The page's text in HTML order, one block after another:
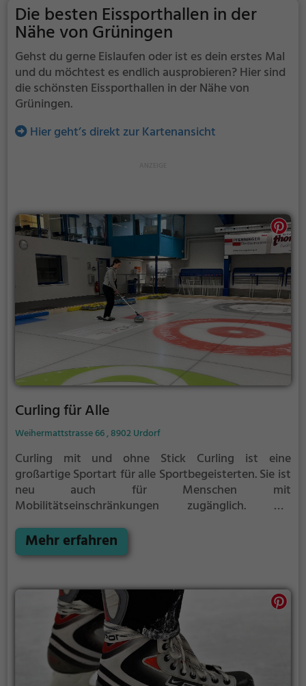
Die besten Eissporthallen in der
Nähe von Grüningen
Gehst du gerne Eislaufen oder ist es dein erstes Mal
und du möchtest es endlich ausprobieren? Hier sind
die schönsten Eissporthallen in der Nähe von
Grüningen.
Hier geht’s direkt zur Kartenansicht
Curling für Alle
Weihermattstrasse 66 , 8902 Urdorf
Curling mit und ohne Stick Curling ist eine
großartige Sportart für alle Sportbegeisterten. Sie ist
neu auch für Menschen mit
Mobilitätseinschränkungen zugänglich. Die
traditionellen Slidingposition gemacht, sondern in
einer aufrechten, stehenden Position mit einem
sehr ähnlich und man kann problemlos beide
Abgabearten in einem Team kombinieren!
Mehr erfahren